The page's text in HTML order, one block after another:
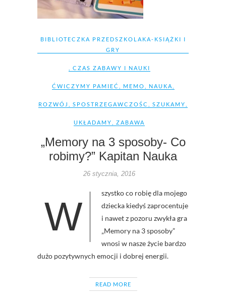
BIBLIOTECZKA PRZEDSZKOLAKA-KSIĄŻKI I
GRY
CZAS ZABAWY I NAUKI
ĆWICZYMY PAMIEĆ MEMO NAUKA
ROZWÓJ SPOSTRZEGAWCZOŚC SZUKAMY
UKŁADAMY ZABAWA
„Memory na 3 sposoby- Co
robimy?” Kapitan Nauka
26 stycznia, 2016
W
szystko co robię dla mojego
dziecka kiedyś zaprocentuje
i nawet z pozoru zwykła gra
„Memory na 3 sposoby”
wnosi w nasze życie bardzo
dużo pozytywnych emocji i dobrej energii.
READ MORE